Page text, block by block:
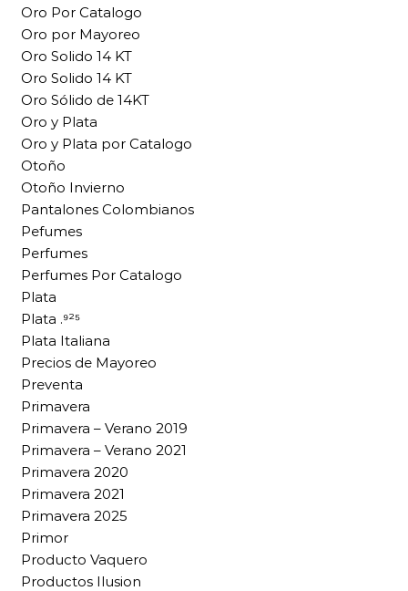
Oro Por Catalogo
Oro por Mayoreo
Oro Solido 14 KT
Oro Solido 14 KT
Oro Sólido de 14KT
Oro y Plata
Oro y Plata por Catalogo
Otoño
Otoño Invierno
Pantalones Colombianos
Pefumes
Perfumes
Perfumes Por Catalogo
Plata
Plata .⁹²⁵
Plata Italiana
Precios de Mayoreo
Preventa
Primavera
Primavera – Verano 2019
Primavera – Verano 2021
Primavera 2020
Primavera 2021
Primavera 2025
Primor
Producto Vaquero
Productos Ilusion